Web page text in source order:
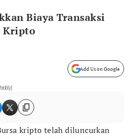
Biaya Transaksi
Kripto
Add Us on Google
kripto telah diluncurkan